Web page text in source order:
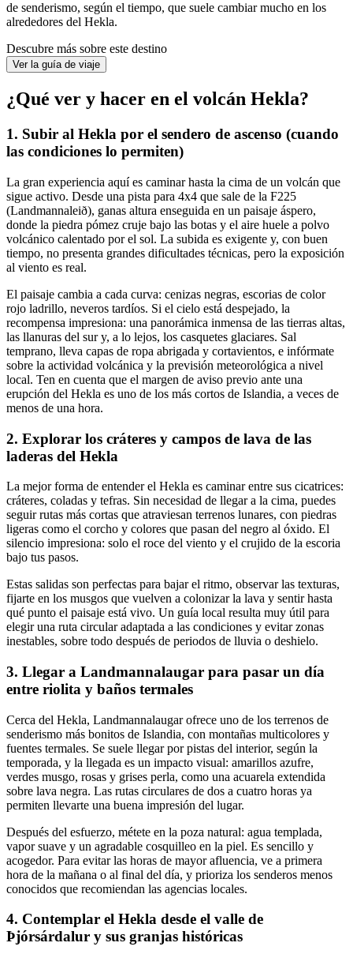
de senderismo, según el tiempo, que suele cambiar mucho en los
alrededores del Hekla.
Descubre más sobre este destino
Ver la guía de viaje
¿Qué ver y hacer en el volcán Hekla?
1. Subir al Hekla por el sendero de ascenso (cuando
las condiciones lo permiten)
La gran experiencia aquí es caminar hasta la cima de un volcán que
sigue activo. Desde una pista para 4x4 que sale de la F225
(Landmannaleið), ganas altura enseguida en un paisaje áspero,
donde la piedra pómez cruje bajo las botas y el aire huele a polvo
volcánico calentado por el sol. La subida es exigente y, con buen
tiempo, no presenta grandes dificultades técnicas, pero la exposición
al viento es real.
El paisaje cambia a cada curva: cenizas negras, escorias de color
rojo ladrillo, neveros tardíos. Si el cielo está despejado, la
recompensa impresiona: una panorámica inmensa de las tierras altas,
las llanuras del sur y, a lo lejos, los casquetes glaciares. Sal
temprano, lleva capas de ropa abrigada y cortavientos, e infórmate
sobre la actividad volcánica y la previsión meteorológica a nivel
local. Ten en cuenta que el margen de aviso previo ante una
erupción del Hekla es uno de los más cortos de Islandia, a veces de
menos de una hora.
2. Explorar los cráteres y campos de lava de las
laderas del Hekla
La mejor forma de entender el Hekla es caminar entre sus cicatrices:
cráteres, coladas y tefras. Sin necesidad de llegar a la cima, puedes
seguir rutas más cortas que atraviesan terrenos lunares, con piedras
ligeras como el corcho y colores que pasan del negro al óxido. El
silencio impresiona: solo el roce del viento y el crujido de la escoria
bajo tus pasos.
Estas salidas son perfectas para bajar el ritmo, observar las texturas,
fijarte en los musgos que vuelven a colonizar la lava y sentir hasta
qué punto el paisaje está vivo. Un guía local resulta muy útil para
elegir una ruta circular adaptada a las condiciones y evitar zonas
inestables, sobre todo después de periodos de lluvia o deshielo.
3. Llegar a Landmannalaugar para pasar un día
entre riolita y baños termales
Cerca del Hekla, Landmannalaugar ofrece uno de los terrenos de
senderismo más bonitos de Islandia, con montañas multicolores y
fuentes termales. Se suele llegar por pistas del interior, según la
temporada, y la llegada es un impacto visual: amarillos azufre,
verdes musgo, rosas y grises perla, como una acuarela extendida
sobre lava negra. Las rutas circulares de dos a cuatro horas ya
permiten llevarte una buena impresión del lugar.
Después del esfuerzo, métete en la poza natural: agua templada,
vapor suave y un agradable cosquilleo en la piel. Es sencillo y
acogedor. Para evitar las horas de mayor afluencia, ve a primera
hora de la mañana o al final del día, y prioriza los senderos menos
conocidos que recomiendan las agencias locales.
4. Contemplar el Hekla desde el valle de
Þjórsárdalur y sus granjas históricas